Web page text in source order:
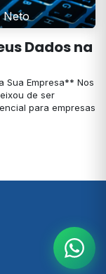
Neto
Dados na
Sua Empresa** Nos
de ser
para empresas